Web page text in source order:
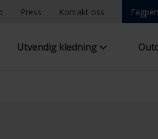
Press Kontakt oss
Utvendig kledning